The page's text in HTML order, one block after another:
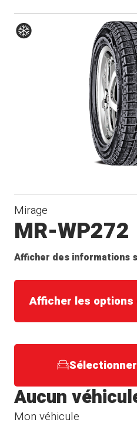
Mirage
MR-WP272
Afficher des informations
Afficher les options
Mon véhicule
Aucun